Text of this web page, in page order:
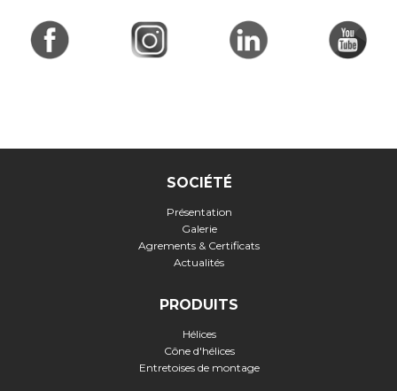
SOCIÉTÉ
Présentation
Galerie
Agrements & Certificats
Actualités
PRODUITS
Hélices
Cône d'hélices
Entretoises de montage